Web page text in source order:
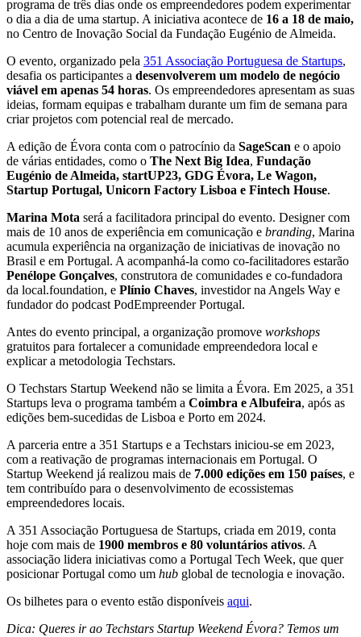
programa de três dias onde os empreendedores podem experimentar
o dia a dia de uma startup. A iniciativa acontece de 16 a 18 de maio,
no Centro de Inovação Social da Fundação Eugénio de Almeida.
O evento, organizado pela 351 Associação Portuguesa de Startups,
desafia os participantes a desenvolverem um modelo de negócio
viável em apenas 54 horas. Os empreendedores apresentam as suas
ideias, formam equipas e trabalham durante um fim de semana para
criar projetos com potencial real de mercado.
A edição de Évora conta com o patrocínio da SageScan e o apoio
de várias entidades, como o The Next Big Idea, Fundação
Eugénio de Almeida, startUP23, GDG Évora, Le Wagon,
Startup Portugal, Unicorn Factory Lisboa e Fintech House.
Marina Mota será a facilitadora principal do evento. Designer com
mais de 10 anos de experiência em comunicação e branding, Marina
acumula experiência na organização de iniciativas de inovação no
Brasil e em Portugal. A acompanhá-la como co-facilitadores estarão
Penélope Gonçalves, construtora de comunidades e co-fundadora
da local.foundation, e Plínio Chaves, investidor na Angels Way e
fundador do podcast PodEmpreender Portugal.
Antes do evento principal, a organização promove workshops
gratuitos para fortalecer a comunidade empreendedora local e
explicar a metodologia Techstars.
O Techstars Startup Weekend não se limita a Évora. Em 2025, a 351
Startups leva o programa também a Coimbra e Albufeira, após as
edições bem-sucedidas de Lisboa e Porto em 2024.
A parceria entre a 351 Startups e a Techstars iniciou-se em 2023,
com a reativação de programas internacionais em Portugal. O
Startup Weekend já realizou mais de 7.000 edições em 150 países, e
tem contribuído para o desenvolvimento de ecossistemas
empreendedores locais.
A 351 Associação Portuguesa de Startups, criada em 2019, conta
hoje com mais de 1900 membros e 80 voluntários ativos. A
associação lidera iniciativas como a Portugal Tech Week, que quer
posicionar Portugal como um hub global de tecnologia e inovação.
Os bilhetes para o evento estão disponíveis aqui.
Dica: Queres ir ao Techstars Startup Weekend Évora? Temos um